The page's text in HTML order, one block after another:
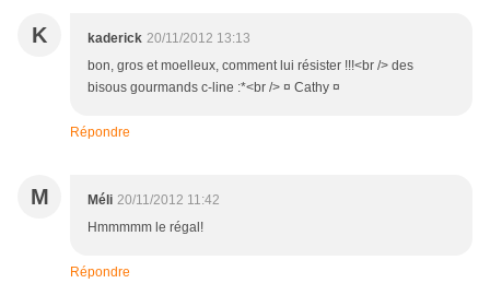
K kaderick 20/11/2012 13:13
bon, gros et moelleux, comment lui résister !!!<br /> des
bisous gourmands c-line :*<br /> ¤ Cathy ¤
Répondre
M Méli 20/11/2012 11:42
Hmmmmm le régal!
Répondre